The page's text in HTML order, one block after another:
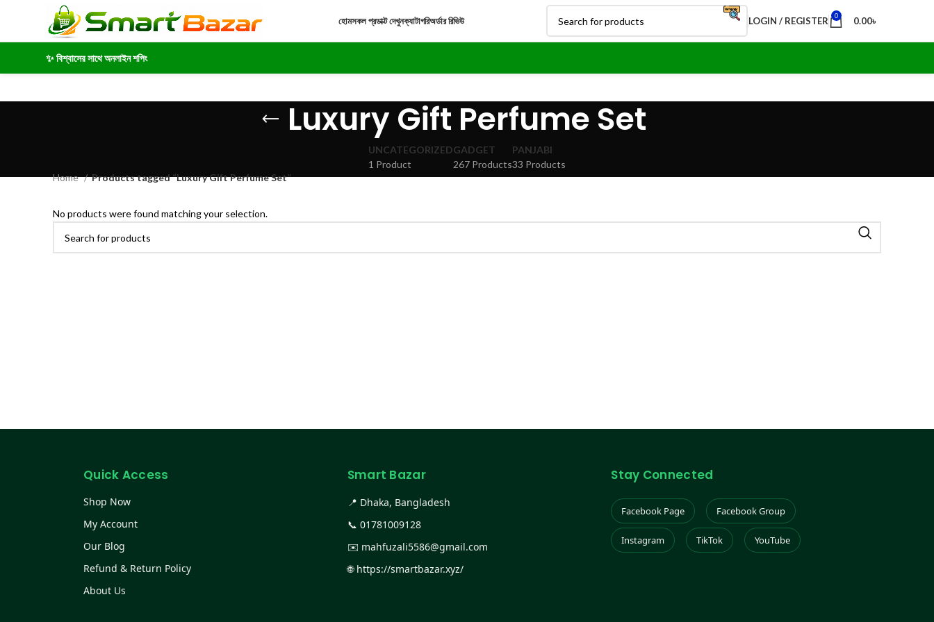
হোমসকল প্রডাক্ট দেখুনক্যাটাগরিঅর্ডার রিভিউ LOGIN / REGISTER 0 0.00৳
✨ বিশ্বাসের সাথে অনলাইন শপিং
Luxury Gift Perfume Set
UNCATEGORIZED
1 Product
GADGET
267 Products
PANJABI
33 Products
Home
Products tagged “Luxury Gift Perfume Set”
No products were found matching your selection.
Quick Access
Shop Now
My Account
Our Blog
Refund & Return Policy
About Us
Smart Bazar
📍 Dhaka, Bangladesh
📞 01781009128
✉️ mahfuzali5586@gmail.com
🌐 https://smartbazar.xyz/
Stay Connected
Facebook Page Facebook Group
Instagram TikTok YouTube